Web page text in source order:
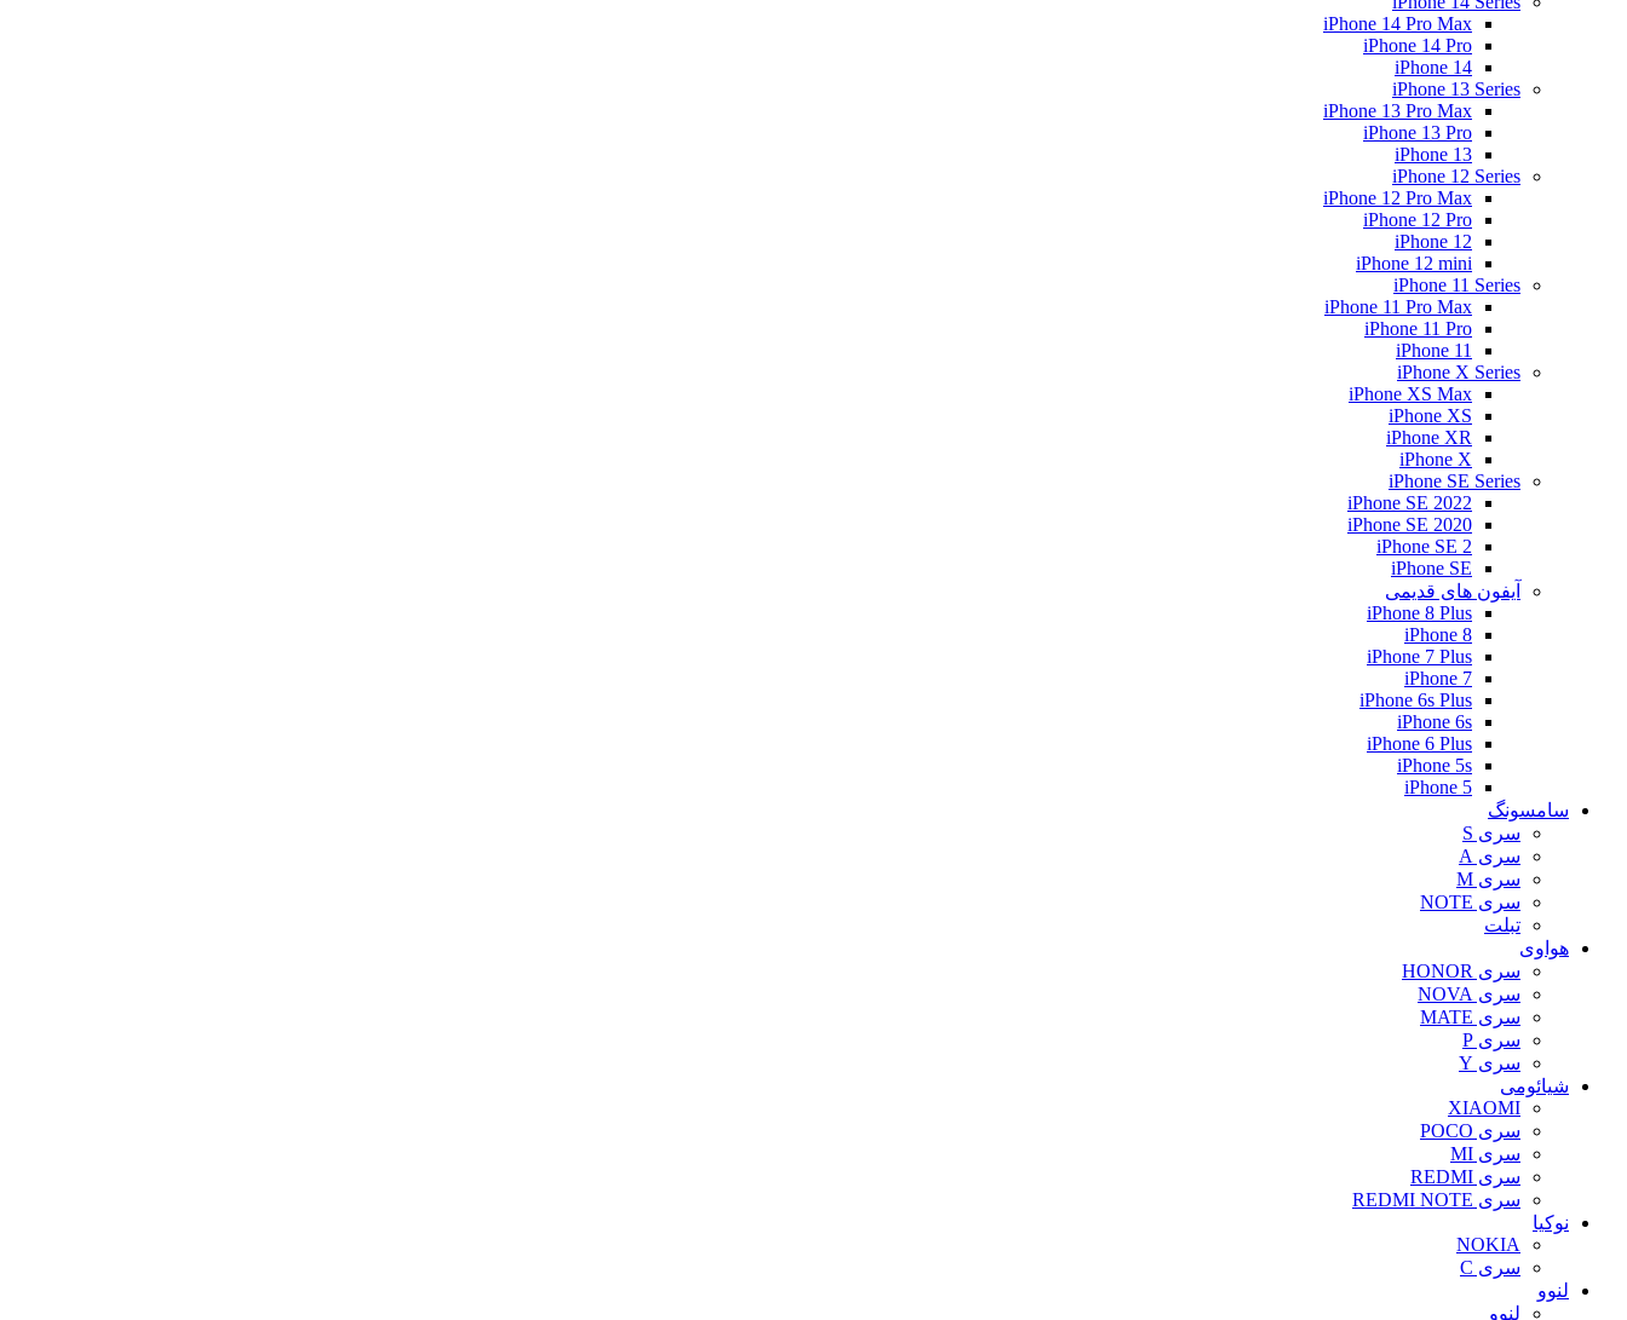
iPhone 14 Pro Max
iPhone 14 Pro
iPhone 14
iPhone 13 Series
iPhone 13 Pro Max
iPhone 13 Pro
iPhone 13
iPhone 12 Series
iPhone 12 Pro Max
iPhone 12 Pro
iPhone 12
iPhone 12 mini
iPhone 11 Series
iPhone 11 Pro Max
iPhone 11 Pro
iPhone 11
iPhone X Series
iPhone XS Max
iPhone XS
iPhone XR
iPhone X
iPhone SE Series
iPhone SE 2022
iPhone SE 2020
iPhone SE 2
iPhone SE
آیفون های قدیمی
iPhone 8 Plus
iPhone 8
iPhone 7 Plus
iPhone 7
iPhone 6s Plus
iPhone 6s
iPhone 6 Plus
iPhone 5s
iPhone 5
سامسونگ
سری S
سری A
سری M
سری NOTE
تبلت
هواوی
سری HONOR
سری NOVA
سری MATE
سری P
سری Y
شیائومی
XIAOMI
سری POCO
سری MI
سری REDMI
سری REDMI NOTE
نوکیا
NOKIA
سری C
لنوو
لنوو